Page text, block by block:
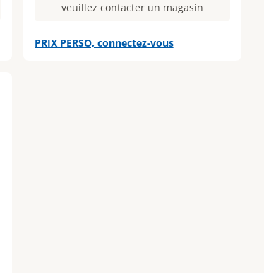
veuillez contacter un magasin
PRIX PERSO, connectez-vous